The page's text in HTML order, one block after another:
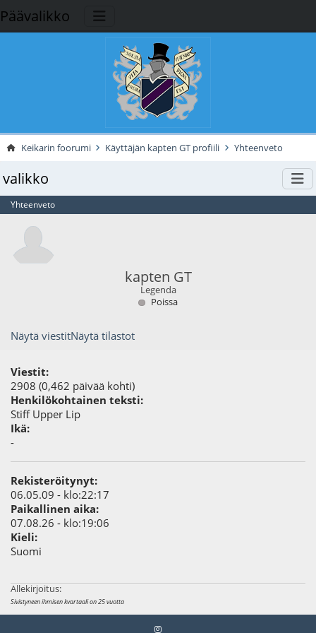
Päävalikko
Keikarin foorumi Käyttäjän kapten GT profiili Yhteenveto
valikko
Yhteenveto
kapten GT
Legenda
Poissa
Näytä viestitNäytä tilastot
Viestit:
2908 (0,462 päivää kohti)
Henkilökohtainen teksti:
Stiff Upper Lip
Ikä:
-
Rekisteröitynyt:
06.05.09 - klo:22:17
Paikallinen aika:
07.08.26 - klo:19:06
Kieli:
Suomi
Allekirjoitus:
Sivistyneen ihmisen kvartaali on 25 vuotta